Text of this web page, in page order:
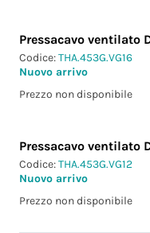
Pressacavo ventilato
Codice:THA.453G.VG16
Nuovo arrivo
Prezzo non disponibile
Pressacavo ventilato
Codice:THA.453G.VG12
Nuovo arrivo
Prezzo non disponibile